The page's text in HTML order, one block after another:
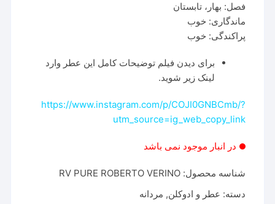
فصل: بهار، تابستان
ماندگاری: خوب
پراکندگی: خوب
برای دیدن فیلم توضیحات کامل این عطر وارد
لینک زیر شوید.
https://www.instagram.com/p/COJI0GNBCmb/?
utm_source=ig_web_copy_link
در انبار موجود نمی باشد
شناسه محصول:RV PURE ROBERTO VERINO
دسته: عطر و ادوکلن, مردانه